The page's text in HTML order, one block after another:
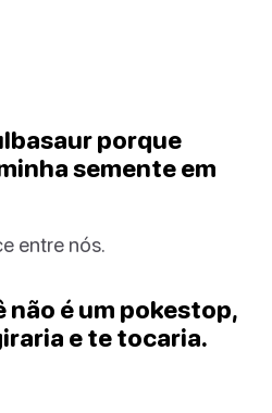
porque
semente em
entre nós.
não é um pokestop,
e te tocaria.